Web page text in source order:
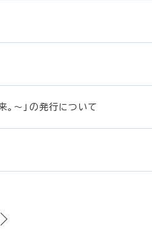
～」の発行について